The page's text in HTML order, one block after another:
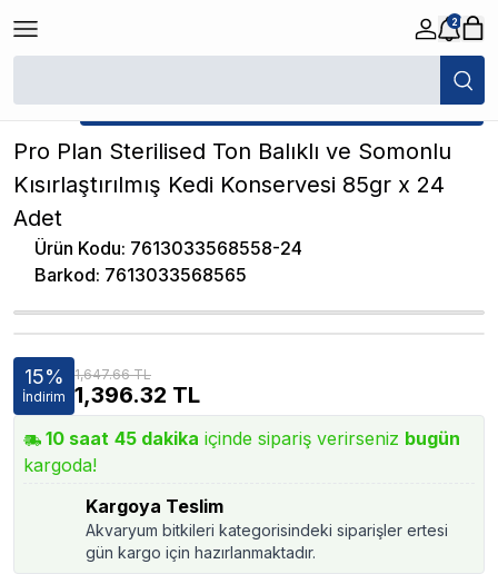
2
/ Pro Plan Sterilised Ton Balıklı ve Somonlu
★ Atakan Petshop, Pro Plan yetkili satıcısıdır.
Pro Plan Sterilised Ton Balıklı ve Somonlu
Kısırlaştırılmış Kedi Konservesi 85gr x 24
Adet
Ürün Kodu: 7613033568558-24
Barkod: 7613033568565
15%
İndirim
1,647.66 TL
1,396.32 TL
10 saat 45 dakika içinde sipariş verirseniz bugün
kargoda!
Kargoya Teslim
Akvaryum bitkileri kategorisindeki siparişler ertesi
gün kargo için hazırlanmaktadır.